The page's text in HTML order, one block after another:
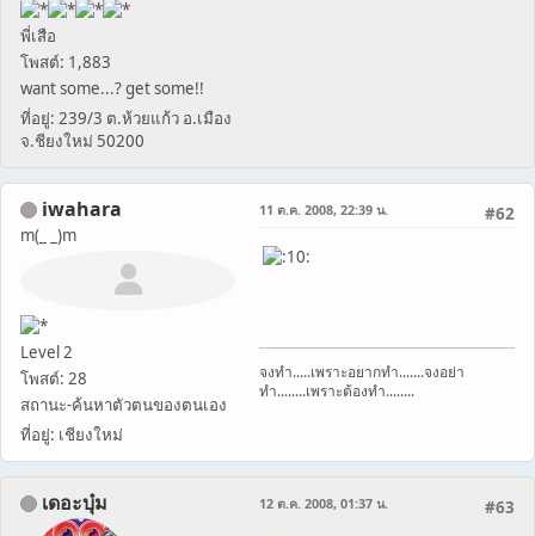
พี่เสือ
โพสต์: 1,883
want some...? get some!!
ที่อยู่: 239/3 ต.ห้วยแก้ว อ.เมือง
จ.ชียงใหม่ 50200
iwahara
m(_ _)m
Level 2
โพสต์: 28
สถานะ-ค้นหาตัวตนของตนเอง
ที่อยู่: เชียงใหม่
#62
11 ต.ค. 2008, 22:39 น.
จงทำ.....เพราะอยากทำ.......จงอย่า
ทำ........เพราะต้องทำ........
เดอะบุ๋ม #63
12 ต.ค. 2008, 01:37 น.